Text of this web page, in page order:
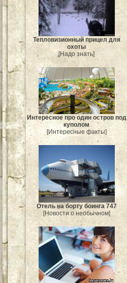
Тепловизионный прицел для
охоты
[Надо знать]
Интересное про один остров под
куполом
[Интересные факты]
Отель на борту боинга 747
[Новости о необычном]